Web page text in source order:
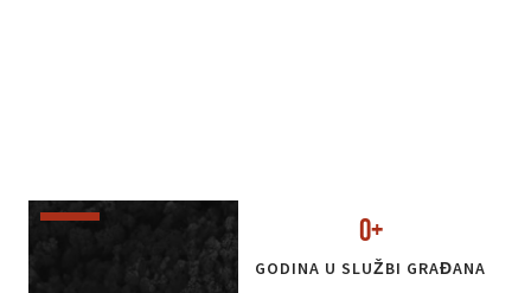
GODINA U SLUŽBI GRAĐANA
0+